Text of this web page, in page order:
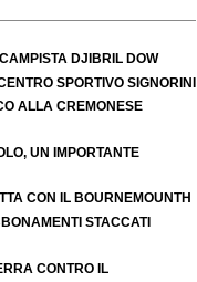
DJIBRIL DOW
SPORTIVO SIGNORINI
ALLA CREMONESE
UN IMPORTANTE
CON IL BOURNEMOUNTH
STACCATI
CONTRO IL